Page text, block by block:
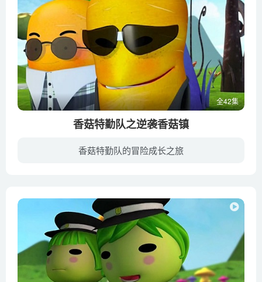
全42集
香菇特勤队之逆袭香菇镇
香菇特勤队的冒险成长之旅